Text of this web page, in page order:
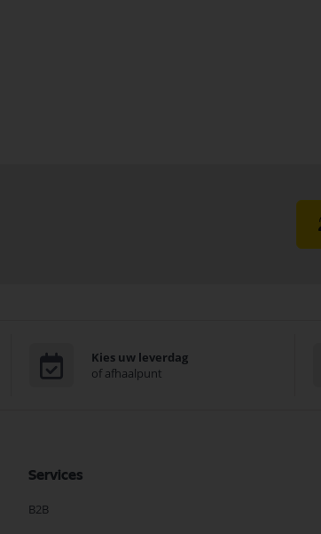
Kies uw leverdag
of afhaalpunt
Services
B2B